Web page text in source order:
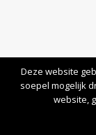
Deze website
soepel mogelijk
website,